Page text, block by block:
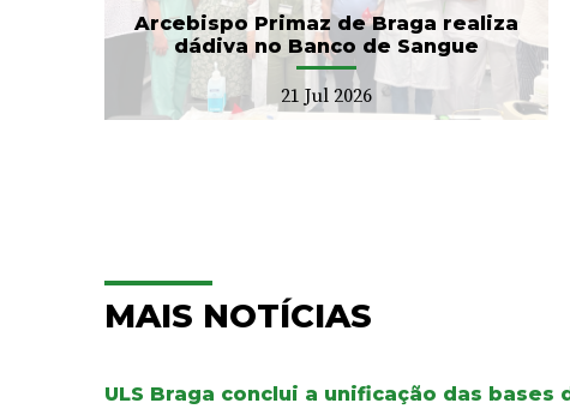
Arcebispo Primaz de Braga realiza
dádiva no Banco de Sangue
21 Jul 2026
20 Jul 2026
MAIS NOTÍCIAS
ULS Braga conclui a unificação das